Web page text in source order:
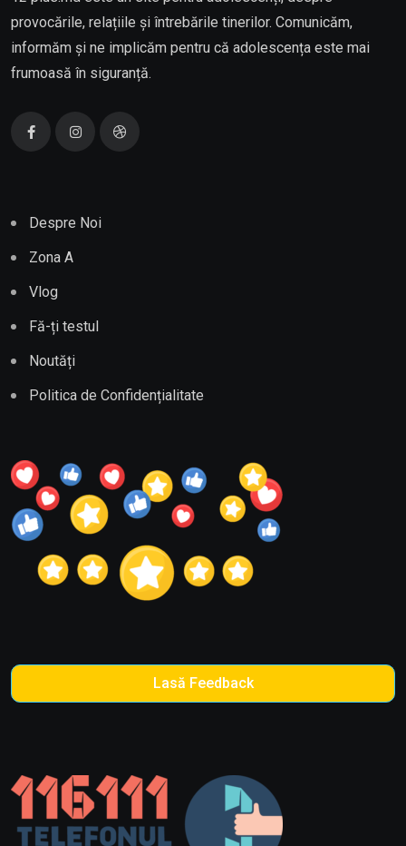
provocările, relațiile și întrebările tinerilor. Comunicăm,
informăm și ne implicăm pentru că adolescența este mai
frumoasă în siguranță.
Despre Noi
Zona A
Vlog
Fă-ți testul
Noutăți
Politica de Confidențialitate
Lasă Feedback